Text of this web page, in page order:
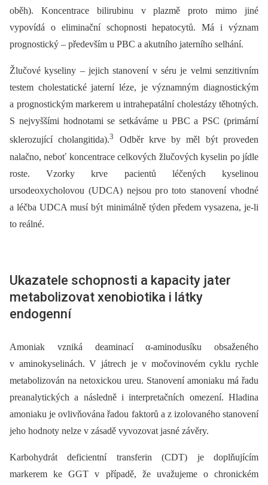
oběh). Koncentrace bilirubinu v plazmě proto mimo jiné
vypovídá o eliminační schopnosti hepatocytů. Má i význam
prognostický –⁠ především u PBC a akutního jaterního selhání.
Žlučové kyseliny –⁠ jejich stanovení v séru je velmi senzitivním
testem cholestatické jaterní léze, je významným diagnostickým
a prognostickým markerem u intrahepatální cholestázy těhotných.
S nejvyššími hodnotami se setkáváme u PBC a PSC (primární
sklerozující cholangitida).3
Odběr krve by měl být proveden
nalačno, neboť koncentrace celkových žlučových kyselin po jídle
roste. Vzorky krve pacientů léčených kyselinou
ursodeoxycholovou (UDCA) nejsou pro toto stanovení vhodné
a léčba UDCA musí být minimálně týden předem vysazena, je-li
to reálné.
Ukazatele schopnosti a kapacity jater
metabolizovat xenobiotika i látky
endogenní
Amoniak vzniká deaminací α-aminodusíku obsaženého
v aminokyselinách. V játrech je v močovinovém cyklu rychle
metabolizován na netoxickou ureu. Stanovení amoniaku má řadu
preanalytických a následně i interpretačních omezení. Hladina
amoniaku je ovlivňována řadou faktorů a z izolovaného stanovení
jeho hodnoty nelze v zásadě vyvozovat jasné závěry.
Karbohydrát deficientní transferin (CDT) je doplňujícím
markerem ke GGT v případě, že uvažujeme o chronickém